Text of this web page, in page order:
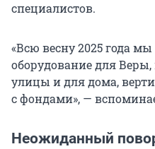
специалистов.
«Всю весну 2025 года
оборудование для
улицы и для дома,
с фондами», —
Неожиданный